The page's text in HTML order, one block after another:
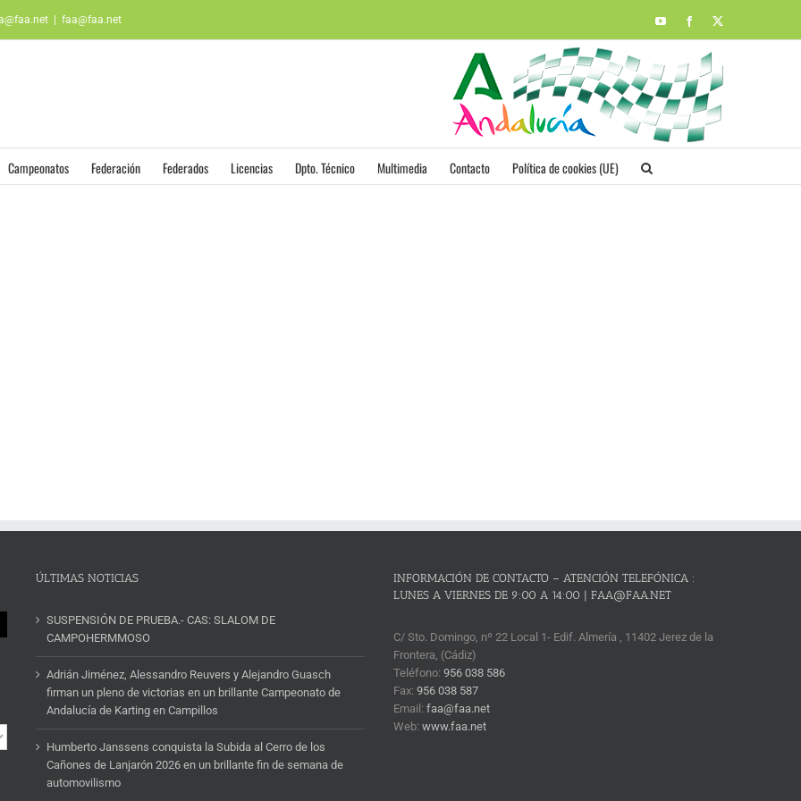
faa@faa.net YouTubeFacebook
Campeonatos Federación Federados Licencias Dpto. Técnico Multimedia Contacto Política de cookies (UE)
ÚLTIMAS NOTICIAS
SUSPENSIÓN DE PRUEBA.- CAS: SLALOM DE
CAMPOHERMMOSO
Adrián Jiménez, Alessandro Reuvers y Alejandro Guasch
firman un pleno de victorias en un brillante Campeonato de
Andalucía de Karting en Campillos
Humberto Janssens conquista la Subida al Cerro de los
Cañones de Lanjarón 2026 en un brillante fin de semana de
automovilismo
INFORMACIÓN DE CONTACTO – ATENCIÓN TELEFÓNICA :
LUNES A VIERNES DE 9:00 A 14:00 | FAA@FAA.NET
C/ Sto. Domingo, nº 22 Local 1- Edif. Almería , 11402 Jerez de la
Frontera, (Cádiz)
Teléfono:956 038 586
Fax:956 038 587
Email:faa@faa.net
Web:www.faa.net